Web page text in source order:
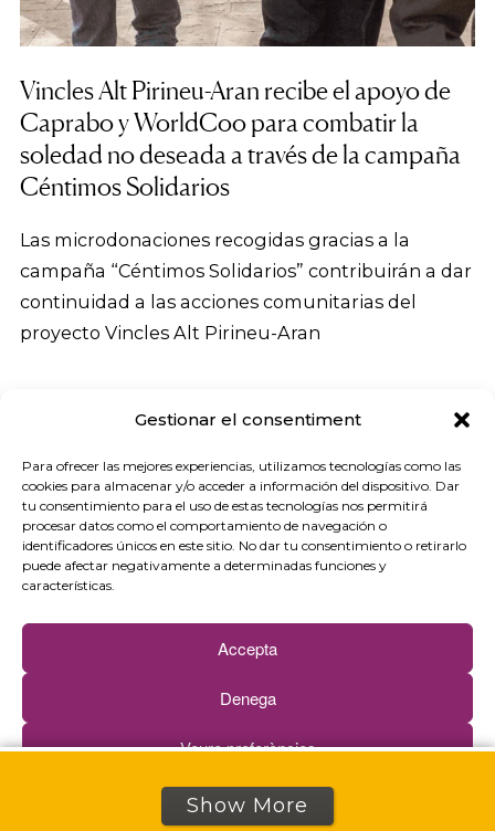
Gestionar el consentiment
Para ofrecer las mejores experiencias, utilizamos tecnologías como las
cookies para almacenar y/o acceder a información del dispositivo. Dar
tu consentimiento para el uso de estas tecnologías nos permitirá
procesar datos como el comportamiento de navegación o
identificadores únicos en este sitio. No dar tu consentimiento o retirarlo
puede afectar negativamente a determinadas funciones y
características.
Accepta
Denega
Veure preferències
Cookie politikaPribatutasun-politika
Vincles Alt Pirineu-Aran recibe el apoyo de
Caprabo y WorldCoo para combatir la
soledad no deseada a través de la campaña
Céntimos Solidarios
Las microdonaciones recogidas gracias a la
campaña “Céntimos Solidarios” contribuirán a dar
continuidad a las acciones comunitarias del
proyecto Vincles Alt Pirineu-Aran
1 2 3 … 71
Lab
Berrikuntza-proiektuak
Show More